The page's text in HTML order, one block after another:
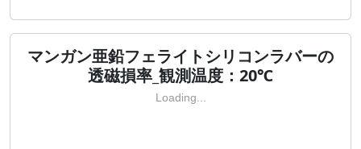
マンガン亜鉛フェライトシリコンラバーの
透磁損率_観測温度：20℃
Loading...